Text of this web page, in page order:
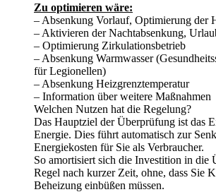
Zu optimieren wäre:
– Absenkung Vorlauf, Optimierung der
– Aktivieren der Nachtabsenkung,
– Optimierung Zirkulationsbetrieb
– Absenkung Warmwasser
für Legionellen)
– Absenkung Heizgrenztemperatur
– Information über weitere Maßnahmen
Welchen Nutzen hat die Regelung?
Das Hauptziel der Überprüfung ist das
Energie. Dies führt automatisch zur
Energiekosten für Sie als Verbraucher.
So amortisiert sich die Investition in die
Regel nach kurzer Zeit, ohne, dass Sie
Beheizung einbüßen müssen.